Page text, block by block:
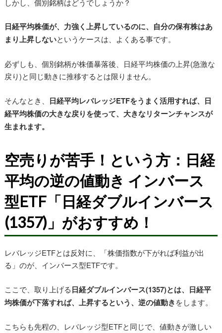
日経平均株価が、力強く上昇しているのに、自分の保有株はあ
まり上昇しないというケースは、よくある事です。
必ずしも、個別銘柄が株価暴落後、日経平均株価の上昇(急激な
戻り)と同じ動きに推移するとは限りません。
そんなとき、 日経平均レバレッジETFをうまく活用すれば、日
経平均株価の大きな戻りを使って、大きなリターンチャンスが
生まれます。
空売りが苦手！という方：日経
平均の逆の値動き インバース
型ETF「日経ダブルインバース
(1357)」がおすすめ！
レバレッジETFとは反対に、「株価指数が下がれば利益が出
る」のが、インバース型ETFです。
ここで、取り上げる日経ダブルインバース(1357)とは、日経平
均株価が下落すれば、上昇するという、逆の値動きをします。
こちらも先程の、レバレッジ型ETFと同じで、値動きが激しい